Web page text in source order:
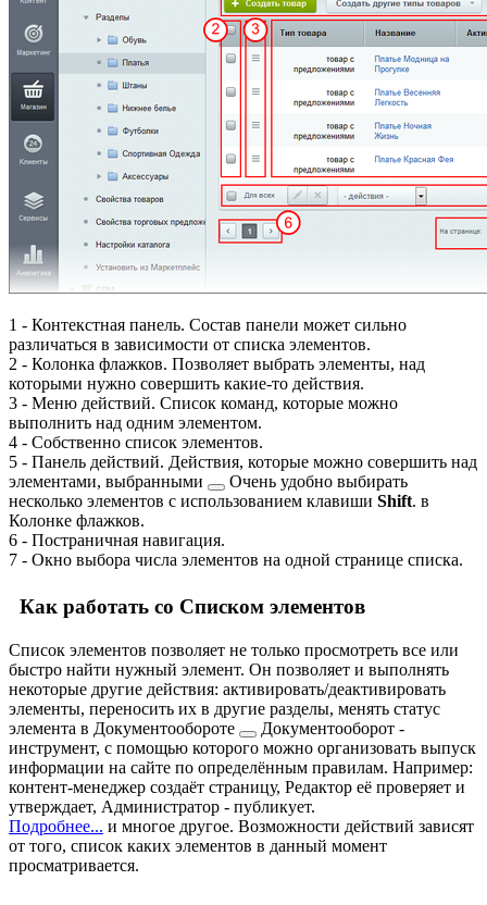
1 - Контекстная панель. Состав панели может сильно
различаться в зависимости от списка элементов.
2 - Колонка флажков. Позволяет выбрать элементы, над
которыми нужно совершить какие-то действия.
3 - Меню действий. Список команд, которые можно
выполнить над одним элементом.
4 - Собственно список элементов.
5 - Панель действий. Действия, которые можно совершить над
элементами, выбранными
Очень удобно выбирать
несколько элементов с использованием клавиши Shift. в
Колонке флажков.
6 - Постраничная навигация.
7 - Окно выбора числа элементов на одной странице списка.
Как работать со Списком элементов
Список элементов позволяет не только просмотреть все или
быстро найти нужный элемент. Он позволяет и выполнять
некоторые другие действия: активировать/деактивировать
элементы, переносить их в другие разделы, менять статус
элемента в Документообороте
Документооборот -
инструмент, с помощью которого можно организовать выпуск
информации на сайте по определённым правилам. Например:
контент-менеджер создаёт страницу, Редактор её проверяет и
утверждает, Администратор - публикует.
Подробнее... и многое другое. Возможности действий зависят
от того, список каких элементов в данный момент
просматривается.